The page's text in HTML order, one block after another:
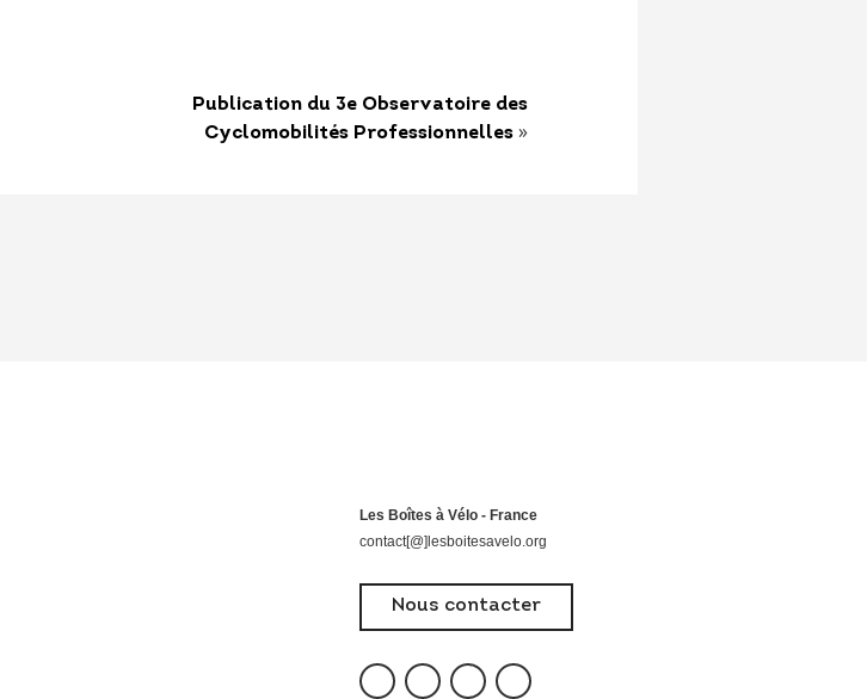
Publication du 3e Observatoire des
Cyclomobilités Professionnelles »
Les Boîtes à Vélo - France
contact[@]lesboitesavelo.org
Nous contacter